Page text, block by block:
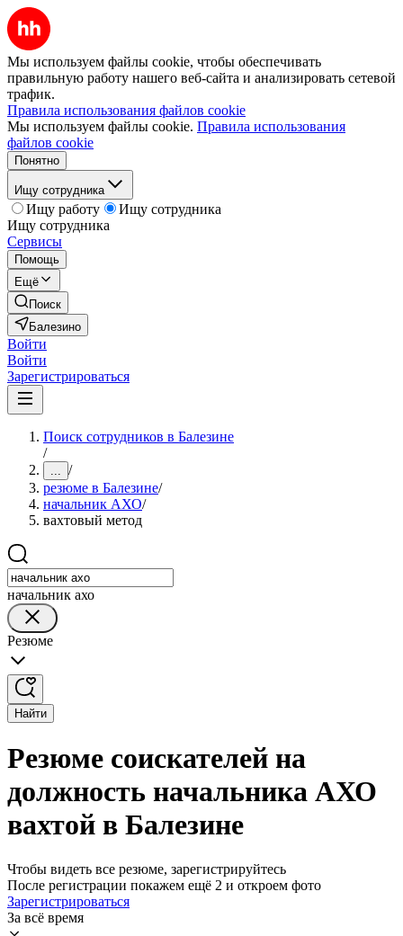
Мы используем файлы cookie, чтобы обеспечивать
правильную работу нашего веб-сайта и анализировать сетевой
трафик.
Правила использования файлов cookie
Мы используем файлы cookie. Правила использования
файлов cookie
Понятно
Ищу сотрудника
Ищу работу
Ищу сотрудника
Ищу сотрудника
Сервисы
Помощь
Ещё
Поиск
Балезино
Войти
Войти
Зарегистрироваться
Поиск сотрудников в Балезине
/
... /
резюме в Балезине/
начальник АХО/
вахтовый метод
начальник ахо
Резюме
Найти
Резюме соискателей на
должность начальника АХО
вахтой в Балезине
Чтобы видеть все резюме, зарегистрируйтесь
После регистрации покажем ещё 2 и откроем фото
Зарегистрироваться
За всё время